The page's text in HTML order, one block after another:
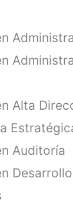
Alta
Auditoría